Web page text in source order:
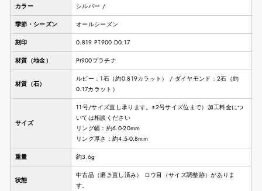
カラー シルバー /
季節・シーズン オールシーズン
刻印 0.819 PT900 D0.17
材質（地金） Pt900プラチナ
材質（石）
ルビー：1石（約0.819カラット） / ダイヤモンド：2石（約
0.17カラット）
サイズ
11号/サイズ直し承ります。±2号サイズ位まで）加工料金につ
いては相談ください
リング幅：約6.0-20mm
リング厚さ：約4.5-0.8mm
重量 約3.6g
状態
中古品（磨き直し済み） ロウ目（サイズ調整跡）がありま
す。